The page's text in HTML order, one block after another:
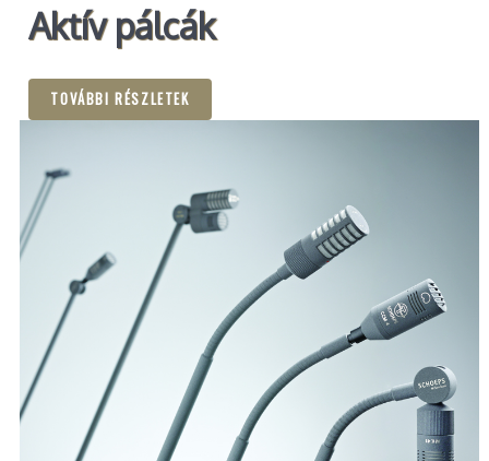
Aktív pálcák
TOVÁBBI RÉSZLETEK